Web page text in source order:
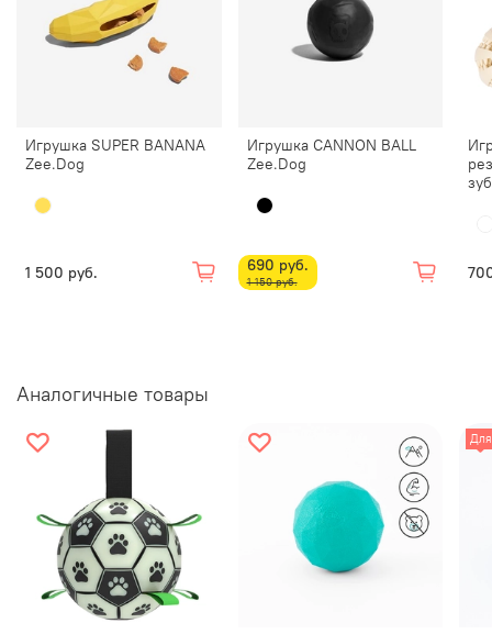
Игрушка SUPER BANANA
Zee.Dog
1 500 руб.
Игрушка CANNON BALL
Zee.Dog
690 руб.
1 150 руб.
Аналогичные товары